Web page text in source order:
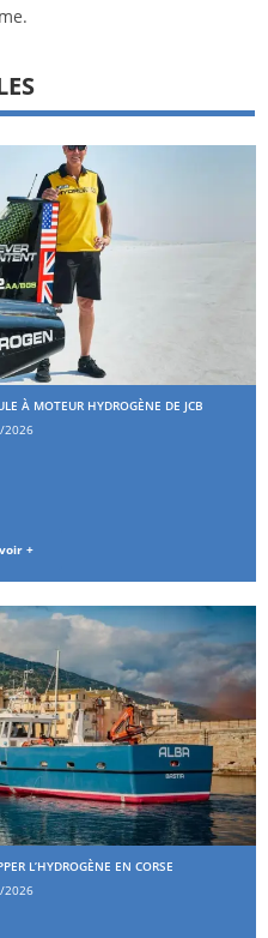
À MOTEUR HYDROGÈNE DE JCB
2026
+
L’HYDROGÈNE EN CORSE
2026